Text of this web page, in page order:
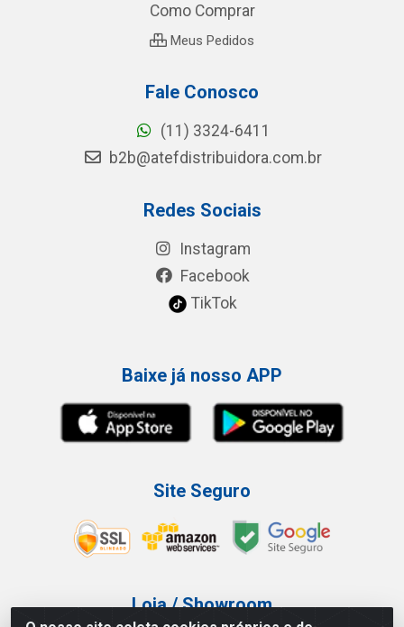
Como Comprar
Meus Pedidos
Fale Conosco
(11) 3324-6411
b2b@atefdistribuidora.com.br
Redes Sociais
Instagram
Facebook
TikTok
Baixe já nosso APP
Site Seguro
Loja / Showroom